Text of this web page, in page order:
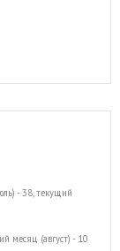
- 38, текущий
месяц (август) - 10